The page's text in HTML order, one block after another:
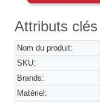
Attributs clés
Nom du produit:
SKU:
Brands:
Matériel: